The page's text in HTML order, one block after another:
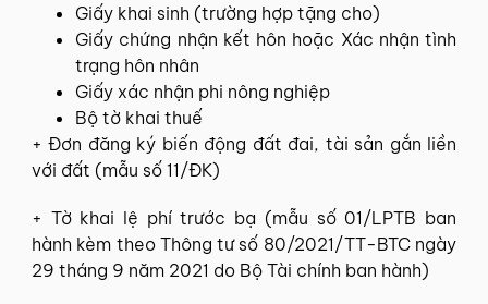
Giấy khai sinh (trường hợp tặng cho)
Giấy chứng nhận kết hôn hoặc Xác nhận tình
trạng hôn nhân
Giấy xác nhận phi nông nghiệp
Bộ tờ khai thuế
+ Đơn đăng ký biến động đất đai, tài sản gắn liền
với đất (mẫu số 11/ĐK)
+ Tờ khai lệ phí trước bạ (mẫu số 01/LPTB ban
hành kèm theo Thông tư số 80/2021/TT-BTC ngày
29 tháng 9 năm 2021 do Bộ Tài chính ban hành)